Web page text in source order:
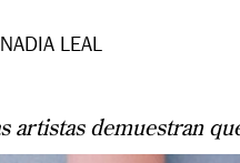
LEAL
artistas demuestran